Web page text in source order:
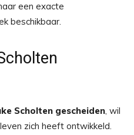
een exacte
beschikbaar.
Scholten gescheiden, wil
zich heeft ontwikkeld.